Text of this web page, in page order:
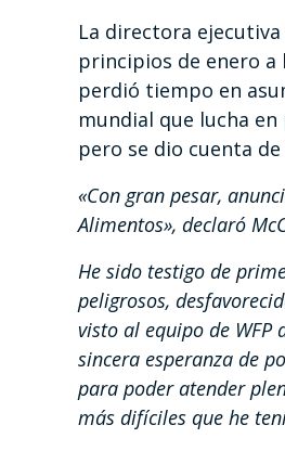
La directora
principios de enero a
perdió tiempo en
mundial que lucha
pero se dio cuenta
«Con gran pesar,
Alimentos», declaró
He sido testigo de
peligrosos,
visto al equipo de
sincera esperanza de
para poder atender
más difíciles que he